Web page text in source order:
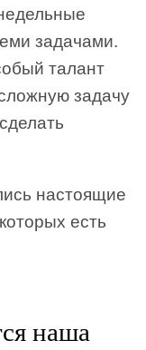
задачами.
талант
задачу
настоящие
есть
наша